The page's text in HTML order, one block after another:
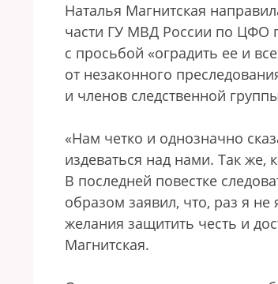
Наталья Магнитская
части ГУ МВД России по ЦФО
с просьбой «оградить ее и
от незаконного
и членов следственной
«Нам четко и однозначно
издеваться над нами. Так
В последней повестке
образом заявил, что, раз я
желания защитить честь и
Магнитская.